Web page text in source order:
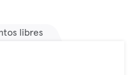
libres